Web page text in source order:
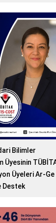
Bilimler
Üyesinin
Üyeleri Ar-Ge
Destek